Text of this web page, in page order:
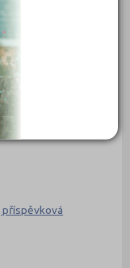
SČMSD, Žatec,
Brno, Sokolská,
příspěvková